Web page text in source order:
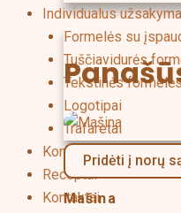
Individualus
Formelės su
Tuščiavidurės
Tekstinės
Logotipai
Trafaretai
Konditeriniai įrankiai
Receptai
Kontaktai
Pridėti į norų
Mašina